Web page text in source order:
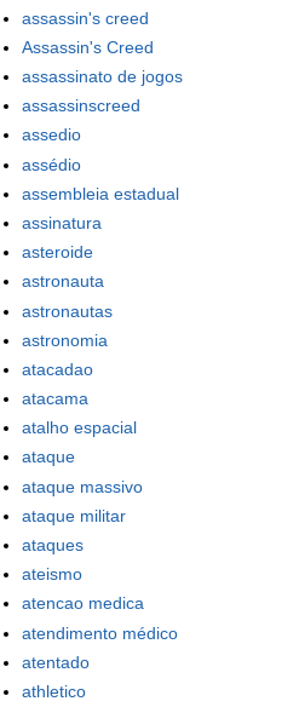
assassin's creed
Assassin's Creed
assassinato de jogos
assassinscreed
assedio
assédio
assembleia estadual
assinatura
asteroide
astronauta
astronautas
astronomia
atacadao
atacama
atalho espacial
ataque
ataque massivo
ataque militar
ataques
ateismo
atencao medica
atendimento médico
atentado
athletico